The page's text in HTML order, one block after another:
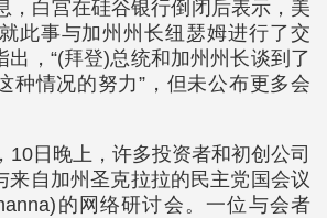
，白宫在硅谷银行倒闭后表示，美
此事与加州州长纽瑟姆进行了交
出，“(拜登)总统和加州州长谈到了
种情况的努力”，但未公布更多会
10日晚上，许多投资者和初创公司
来自加州圣克拉拉的民主党国会议
的网络研讨会。一位与会者